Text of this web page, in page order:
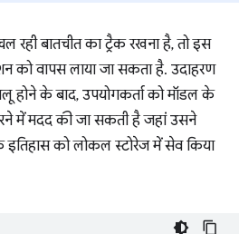
बातचीत का ट्रैक रखना है, तो इस
को वापस लाया जा सकता है. उदाहरण
होने के बाद, उपयोगकर्ता को मॉडल के
में मदद की जा सकती है जहां उसने
को लोकल स्टोरेज में सेव किया